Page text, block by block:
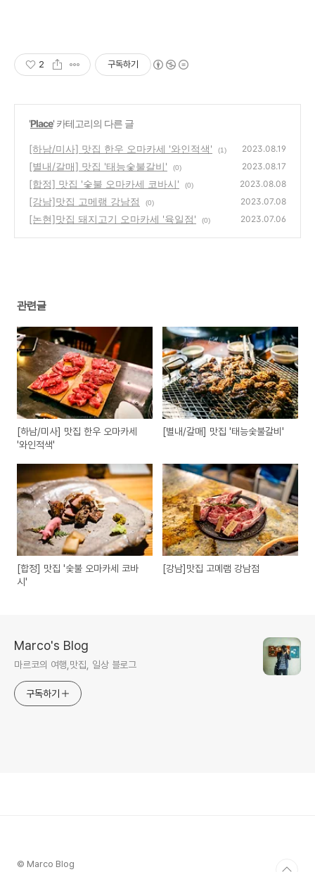
2 구독하기
'Place' 카테고리의 다른 글
[하남/미사] 맛집 한우 오마카세 '와인적색' (1) 2023.08.19
[별내/갈매] 맛집 '태능숯불갈비' (0) 2023.08.17
[합정] 맛집 '숯불 오마카세 코바시' (0) 2023.08.08
[강남]맛집 고메램 강남점 (0) 2023.07.08
[논현]맛집 돼지고기 오마카세 '육일점' (0) 2023.07.06
관련글
[하남/미사] 맛집 한우 오마카세
'와인적색'
[별내/갈매] 맛집 '태능숯불갈비'
[합정] 맛집 '숯불 오마카세 코바
시'
[강남]맛집 고메램 강남점
Marco's Blog
마르코의 여행,맛집, 일상 블로그
구독하기
© Marco Blog